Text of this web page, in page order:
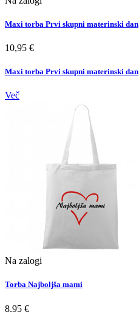
Maxi torba Prvi skupni materinski dan
10,95 €
Maxi torba Prvi skupni materinski dan
Več
Na zalogi
Torba Najboljša mami
8,95 €